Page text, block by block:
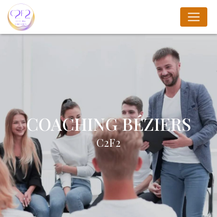
COACHING BÉZIERS
C2F2
Panneau de gestion des cookies